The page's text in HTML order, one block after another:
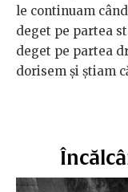
le continuam
deget pe partea
deget pe partea
dorisem şi ştiam